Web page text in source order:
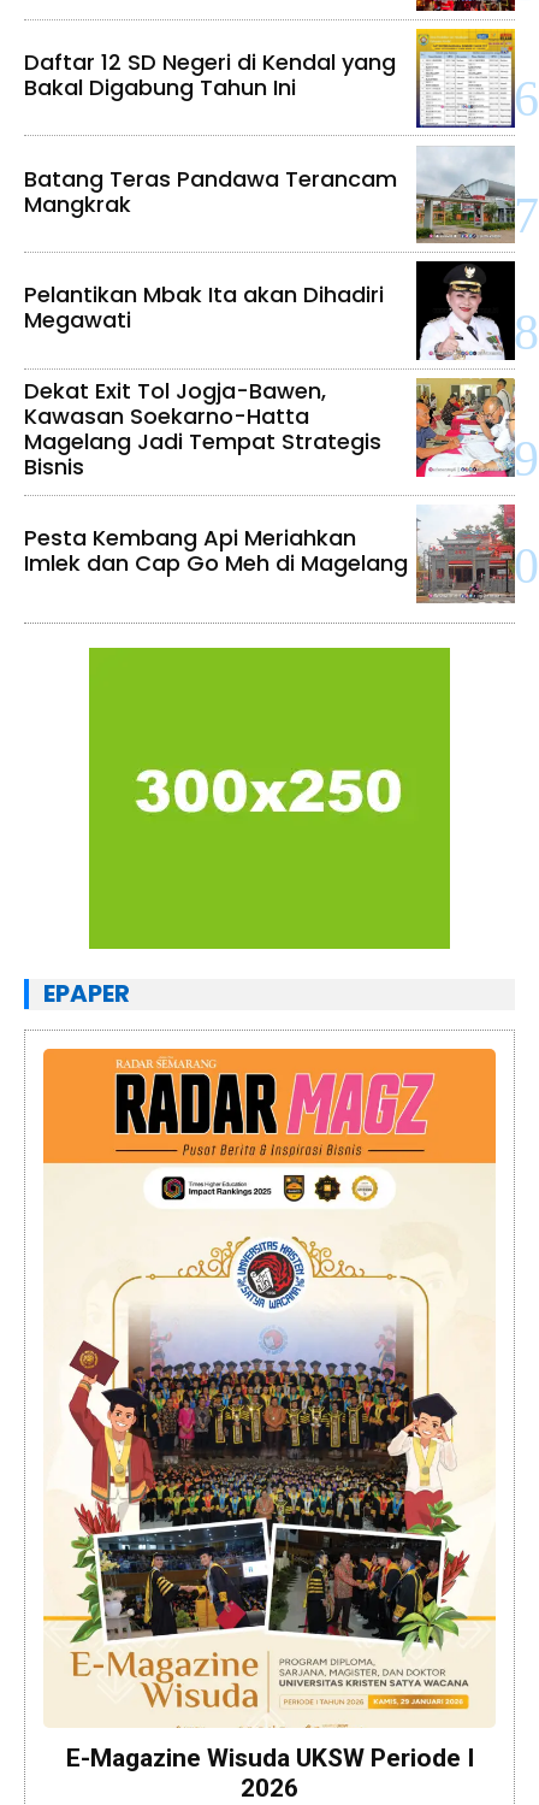
Daftar 12 SD Negeri di Kendal yang
Bakal Digabung Tahun Ini
Batang Teras Pandawa Terancam
Mangkrak
Pelantikan Mbak Ita akan Dihadiri
Megawati
Dekat Exit Tol Jogja-Bawen,
Kawasan Soekarno-Hatta
Magelang Jadi Tempat Strategis
Bisnis
Pesta Kembang Api Meriahkan
Imlek dan Cap Go Meh di Magelang
EPAPER
E-Magazine Wisuda UKSW Periode I
2026